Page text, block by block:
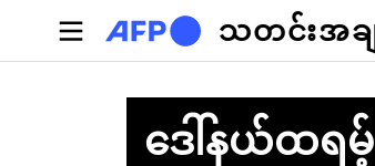
အဓိကအကြောင်းအရာသို့ သွားမည်
သတင်းအ
ဒေါ်နယ်ထရမ့်